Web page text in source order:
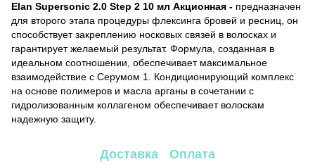
Elan Supersonic 2.0 Step 2 10 мл Акционная - предназначен
для второго этапа процедуры флексинга бровей и ресниц, он
способствует закреплению носковых связей в волосках и
гарантирует желаемый результат. Формула, созданная в
идеальном соотношении, обеспечивает максимальное
взаимодействие с Серумом 1. Кондиционирующий комплекс
на основе полимеров и масла арганы в сочетании с
гидролизованным коллагеном обеспечивает волоскам
надежную защиту.
Доставка Оплата